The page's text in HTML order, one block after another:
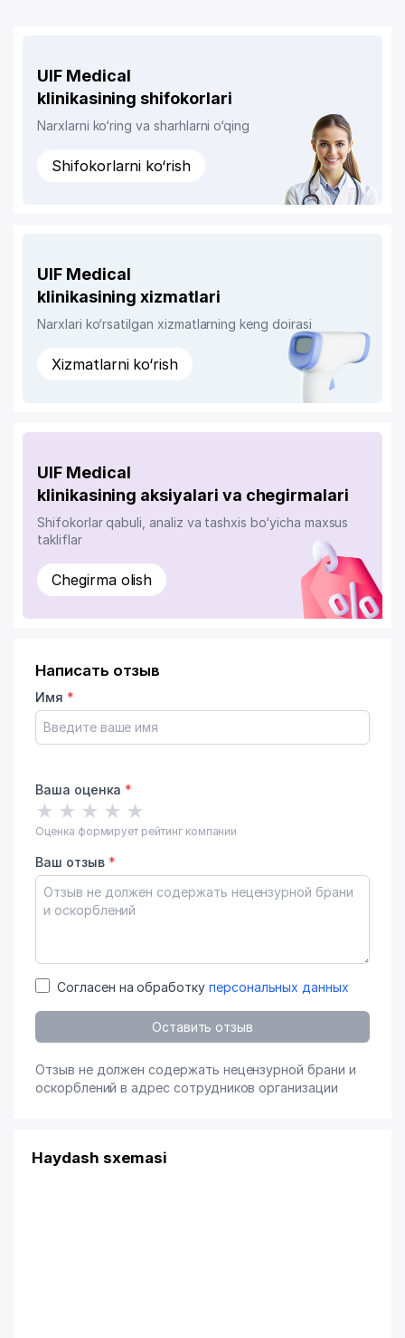
UIF Medical
klinikasining shifokorlari
Narxlarni ko‘ring va sharhlarni o‘qing
Shifokorlarni ko‘rish
UIF Medical
klinikasining xizmatlari
Narxlari ko‘rsatilgan xizmatlarning keng doirasi
Xizmatlarni ko‘rish
UIF Medical
klinikasining aksiyalari va chegirmalari
Shifokorlar qabuli, analiz va tashxis bo‘yicha maxsus
takliflar
Chegirma olish
Написать отзыв
Имя *
Ваша оценка *
★ ★ ★ ★ ★
Оценка формирует рейтинг компании
Ваш отзыв *
Согласен на обработку персональных данных
Оставить отзыв
Отзыв не должен содержать нецензурной брани и
оскорблений в адрес сотрудников организации
Haydash sxemasi